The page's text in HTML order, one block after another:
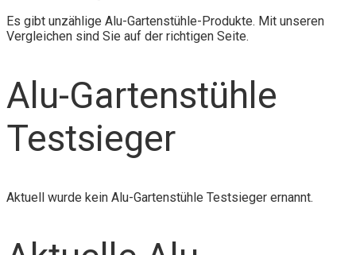
Es gibt unzählige Alu-Gartenstühle-Produkte. Mit unseren
Vergleichen sind Sie auf der richtigen Seite.
Alu-Gartenstühle
Testsieger
Aktuell wurde kein Alu-Gartenstühle Testsieger ernannt.